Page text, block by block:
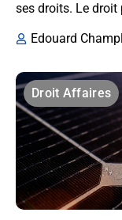
ses droits. Le droit
Edouard
Droit Affaires